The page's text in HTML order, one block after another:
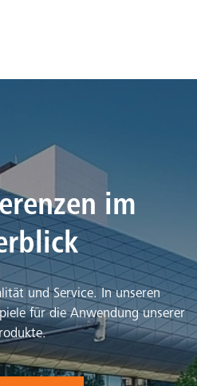
im
und Service. In unseren
für die Anwendung unserer